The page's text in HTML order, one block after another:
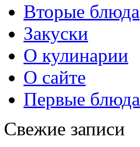
Вторые блюда
Закуски
О кулинарии
О сайте
Первые блюда
Свежие записи